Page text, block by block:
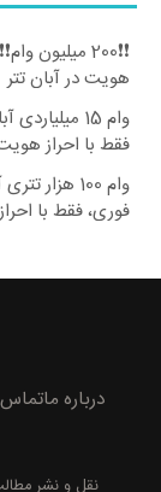
❗❗200 میلیون
هویت در آبان تتر
وام 15
فقط با احراز
وام 100 هزار
فوری، فقط با
درباره ماتماس
نقل و نشر